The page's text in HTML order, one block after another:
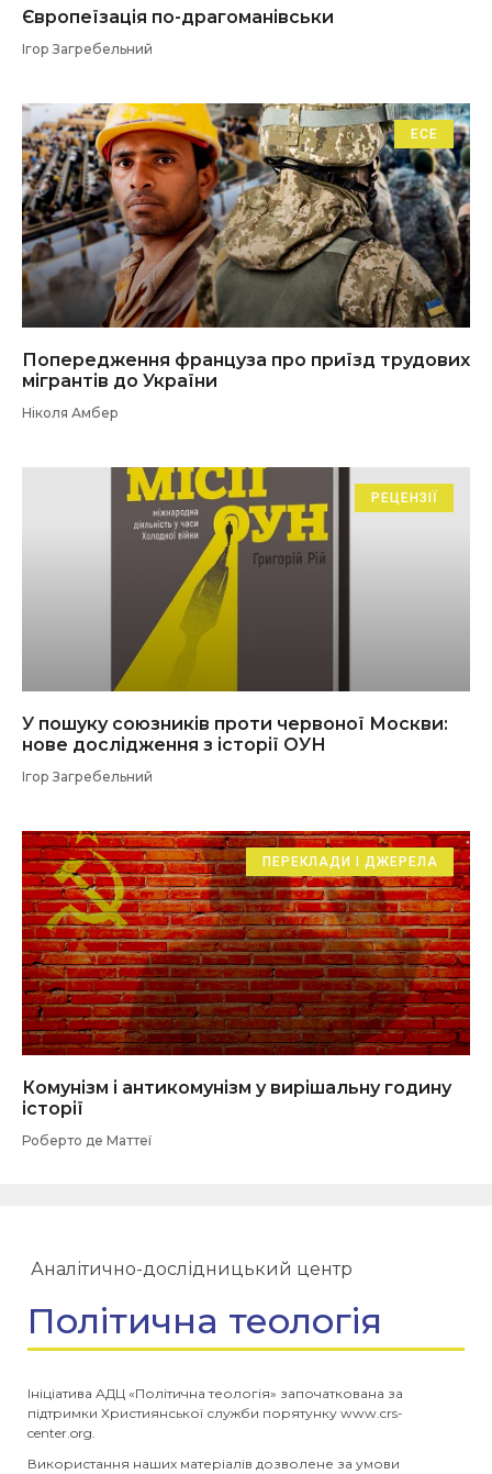
Європеїзація по-драгоманівськи
Ігор Загребельний
ЕСЕ
Попередження француза про приїзд трудових
мігрантів до України
Ніколя Амбер
РЕЦЕНЗІЇ
У пошуку союзників проти червоної Москви:
нове дослідження з історії ОУН
Ігор Загребельний
ПЕРЕКЛАДИ І ДЖЕРЕЛА
Комунізм і антикомунізм у вирішальну годину
історії
Роберто де Маттеї
Аналітично-дослідницький центр
Політична теологія
Ініціатива АДЦ «Політична теологія» започаткована за
підтримки Християнської служби порятунку www.crs-
center.org.
Використання наших матеріалів дозволене за умови